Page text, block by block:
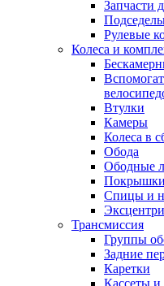
Запчасти
Рулевые
Колеса и
Втулки
Камеры
Колеса в
Обода
Ободные
Покрышки
Спицы и
Трансмиссия
Группы
Задние
Каретки
Кассеты и